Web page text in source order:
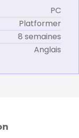
PC
Platformer
8 semaines
Anglais